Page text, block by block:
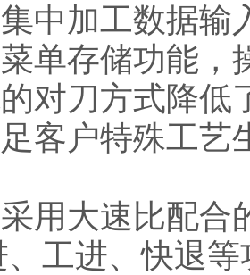
中加工数据输
单存储功能，
对刀方式降低
客户特殊工艺
用大速比配合
、工进、快退